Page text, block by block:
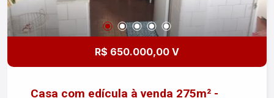
R$ 650.000,00 V
Casa com edícula à venda 275m² -